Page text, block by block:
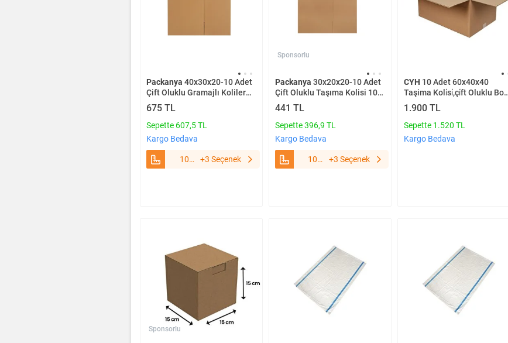
Packanya 40x30x20-10 Adet
Çift Oluklu Gramajlı Koliler
10 Adet
675 TL
Sepette 607,5 TL
Kargo Bedava
10
+3 Seçenek
Sponsorlu
Packanya 30x20x20-10 Adet
Çift Oluklu Taşıma Kolisi 10
Adet
441 TL
Sepette 396,9 TL
Kargo Bedava
10
+3 Seçenek
CYH 10 Adet 60x40x40
Taşima Koli̇si̇,çi̇ft Oluklu Boş
Koli̇,çeyi̇z Koli̇si̇,karton
Koli̇,eşya Taşima Koli̇si̇
1.900 TL
Sepette 1.520 TL
Kargo Bedava
Sponsorlu